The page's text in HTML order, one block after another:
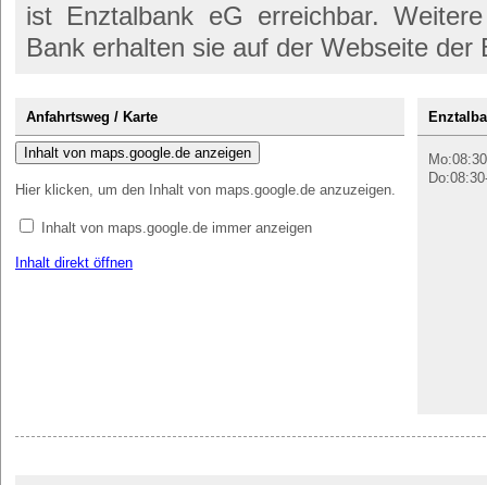
ist Enztalbank eG erreichbar.
Bank erhalten sie auf der Webseite der
Anfahrtsweg / Karte
Inhalt von maps.google.de anzeigen
Hier klicken, um den Inhalt von maps.google.de anzuzeigen.
Inhalt von maps.google.de immer anzeigen
Inhalt direkt öffnen